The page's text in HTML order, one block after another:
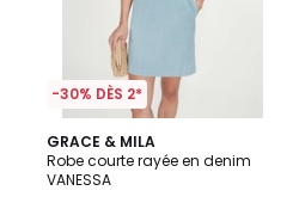
-30% DÈS 2*
GRACE & MILA
Robe courte rayée en denim
VANESSA